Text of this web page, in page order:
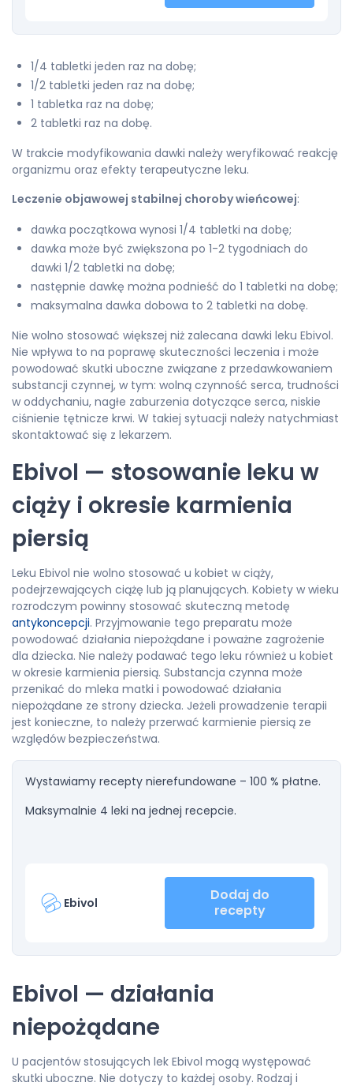
1/4 tabletki jeden raz na dobę;
1/2 tabletki jeden raz na dobę;
1 tabletka raz na dobę;
2 tabletki raz na dobę.
W trakcie modyfikowania dawki należy weryfikować reakcję
organizmu oraz efekty terapeutyczne leku.
Leczenie objawowej stabilnej choroby wieńcowej:
dawka początkowa wynosi 1/4 tabletki na dobę;
dawka może być zwiększona po 1-2 tygodniach do
dawki 1/2 tabletki na dobę;
następnie dawkę można podnieść do 1 tabletki na dobę;
maksymalna dawka dobowa to 2 tabletki na dobę.
Nie wolno stosować większej niż zalecana dawki leku Ebivol.
Nie wpływa to na poprawę skuteczności leczenia i może
powodować skutki uboczne związane z przedawkowaniem
substancji czynnej, w tym: wolną czynność serca, trudności
w oddychaniu, nagłe zaburzenia dotyczące serca, niskie
ciśnienie tętnicze krwi. W takiej sytuacji należy natychmiast
skontaktować się z lekarzem.
Ebivol — stosowanie leku w
ciąży i okresie karmienia
piersią
Leku Ebivol nie wolno stosować u kobiet w ciąży,
podejrzewających ciążę lub ją planujących. Kobiety w wieku
rozrodczym powinny stosować skuteczną metodę
antykoncepcji. Przyjmowanie tego preparatu może
powodować działania niepożądane i poważne zagrożenie
dla dziecka. Nie należy podawać tego leku również u kobiet
w okresie karmienia piersią. Substancja czynna może
przenikać do mleka matki i powodować działania
niepożądane ze strony dziecka. Jeżeli prowadzenie terapii
jest konieczne, to należy przerwać karmienie piersią ze
względów bezpieczeństwa.
Wystawiamy recepty nierefundowane – 100 % płatne.
Maksymalnie 4 leki na jednej recepcie.
Ebivol
Dodaj do
recepty
Ebivol — działania
niepożądane
U pacjentów stosujących lek Ebivol mogą występować
skutki uboczne. Nie dotyczy to każdej osoby. Rodzaj i